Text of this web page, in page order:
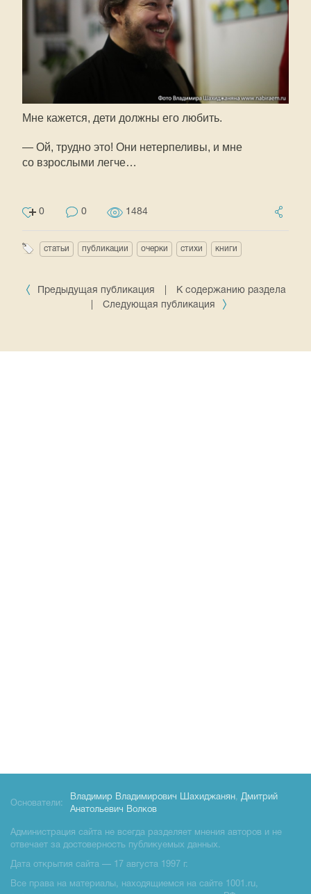
Мне кажется, дети должны его любить.
— Ой, трудно это! Они нетерпеливы, и мне
со взрослыми легче…
0 0 1484
статьи публикации очерки стихи книги
Предыдущая публикация
К содержанию раздела
Следующая публикация
Основатели:
Владимир Владимирович Шахиджанян, Дмитрий
Анатольевич Волков
Администрация сайта не всегда разделяет мнения авторов и не
отвечает за достоверность публикуемых данных.
Дата открытия сайта — 17 августа 1997 г.
Все права на материалы, находящиемся на сайте 1001.ru,